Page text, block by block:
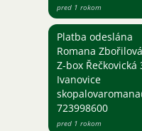
pred 1 rokom
Platba odeslána
Romana Zbořilová
Z-box
Ivanovice
723998600
pred 1 rokom